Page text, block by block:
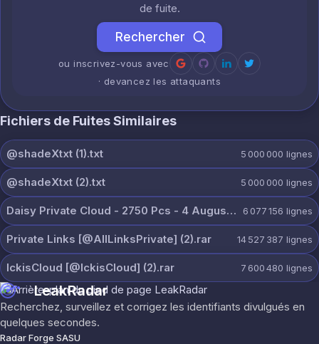
de fuite.
Rechercher
ou inscrivez-vous avec
· devancez les attaquants
Fichiers de Fuites Similaires
@shadeXtxt (1).txt 5 000 000 lignes
@shadeXtxt (2).txt 5 000 000 lignes
Daisy Private Cloud - 2750 Pcs - 4 August.zip 6 077 156 lignes
Private Links [@AllLinksPrivate] (2).rar 14 527 387 lignes
IckisCloud [@IckisCloud] (2).rar 7 600 480 lignes
LeakRadar
Recherchez, surveillez et corrigez les identifiants divulgués en
quelques secondes.
Radar Forge SASU